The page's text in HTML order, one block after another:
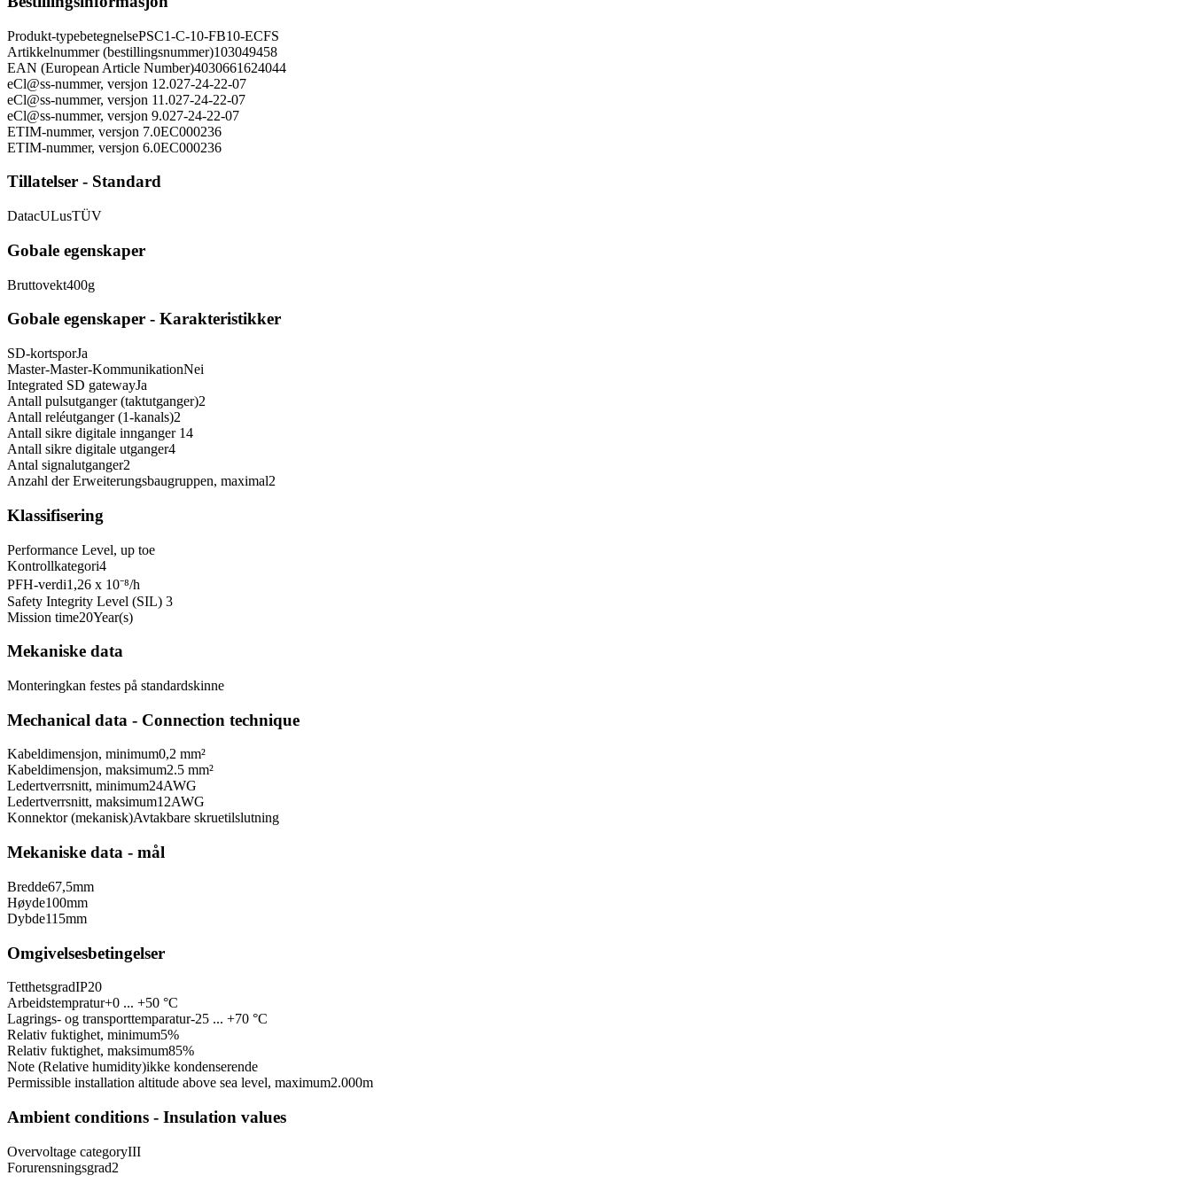
Produkt-typebetegnelsePSC1-C-10-FB10-ECFS
Artikkelnummer (bestillingsnummer)103049458
EAN (European Article Number)4030661624044
eCl@ss-nummer, versjon 12.027-24-22-07
eCl@ss-nummer, versjon 11.027-24-22-07
eCl@ss-nummer, versjon 9.027-24-22-07
ETIM-nummer, versjon 7.0EC000236
ETIM-nummer, versjon 6.0EC000236
Tillatelser - Standard
DatacULusTÜV
Gobale egenskaper
Bruttovekt400g
Gobale egenskaper - Karakteristikker
SD-kortsporJa
Master-Master-KommunikationNei
Integrated SD gatewayJa
Antall pulsutganger (taktutganger)2
Antall reléutganger (1-kanals)2
Antall sikre digitale innganger 14
Antall sikre digitale utganger4
Antal signalutganger2
Anzahl der Erweiterungsbaugruppen, maximal2
Klassifisering
Performance Level, up toe
Kontrollkategori4
PFH-verdi1,26 x 10⁻⁸/h
Safety Integrity Level (SIL) 3
Mission time20Year(s)
Mekaniske data
Monteringkan festes på standardskinne
Mechanical data - Connection technique
Kabeldimensjon, minimum0,2 mm²
Kabeldimensjon, maksimum2.5 mm²
Ledertverrsnitt, minimum24AWG
Ledertverrsnitt, maksimum12AWG
Konnektor (mekanisk)Avtakbare skruetilslutning
Mekaniske data - mål
Bredde67,5mm
Høyde100mm
Dybde115mm
Omgivelsesbetingelser
TetthetsgradIP20
Arbeidstempratur+0 ... +50 °C
Lagrings- og transporttemparatur-25 ... +70 °C
Relativ fuktighet, minimum5%
Relativ fuktighet, maksimum85%
Note (Relative humidity)ikke kondenserende
Permissible installation altitude above sea level, maximum2.000m
Ambient conditions - Insulation values
Overvoltage categoryIII
Forurensningsgrad2